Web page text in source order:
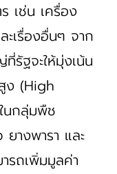
เช่น เครื่อง
เรื่องอื่นๆ จาก
รัฐจะให้มุ่งเน้น
ง (High
นกลุ่มพืช
างพารา และ
รถเพิ่มมูลค่า